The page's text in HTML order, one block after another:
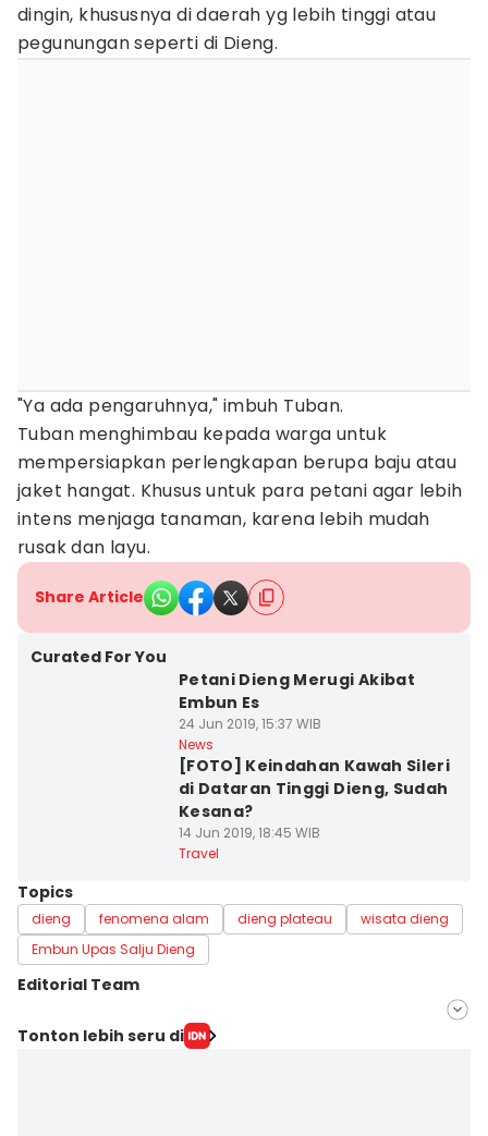
dingin, khususnya di daerah yg lebih tinggi atau
pegunungan seperti di Dieng.
"Ya ada pengaruhnya," imbuh Tuban.
Tuban menghimbau kepada warga untuk
mempersiapkan perlengkapan berupa baju atau
jaket hangat. Khusus untuk para petani agar lebih
intens menjaga tanaman, karena lebih mudah
rusak dan layu.
Share Article
Curated For You
Petani Dieng Merugi Akibat
Embun Es
24 Jun 2019, 15:37 WIB
News
[FOTO] Keindahan Kawah Sileri
di Dataran Tinggi Dieng, Sudah
Kesana?
14 Jun 2019, 18:45 WIB
Travel
Topics
dieng fenomena alam dieng plateau
wisata dieng
Embun Upas Salju Dieng
Editorial Team
Editor
Tonton lebih seru di